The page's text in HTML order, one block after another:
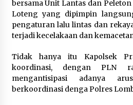
bersama Unit Lantas dan
Loteng yang dipimpin
pengaturan lalu lintas dan
terjadi kecelakaan dan
Tidak hanya itu Kapolsek
koordinasi, dengan PLN
mengantisipasi adanya
berkoordinasi denga Polres